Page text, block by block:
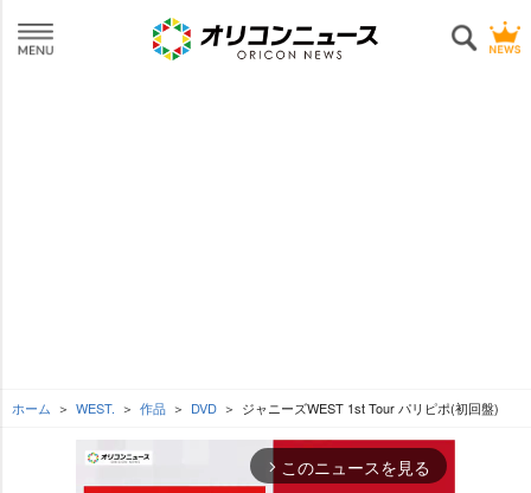
ホーム WEST. 作品 DVD ジャニーズWEST 1st Tour パリピポ(初回盤)
arrow_forward_ios このニュースを見る